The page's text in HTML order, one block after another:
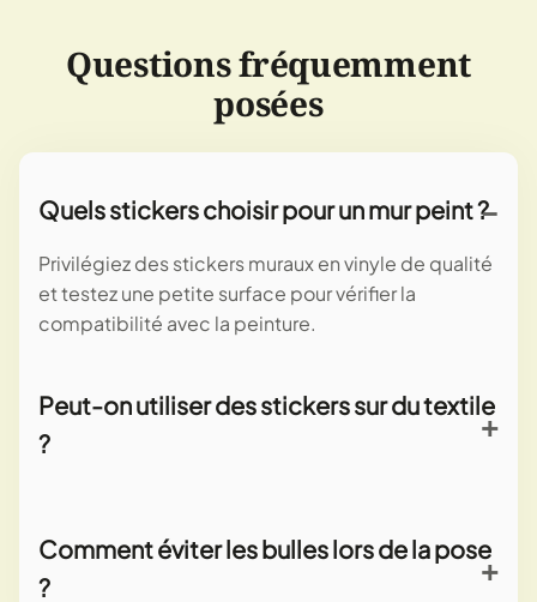
Questions fréquemment
posées
Quels stickers choisir pour un mur peint ?
Privilégiez des stickers muraux en vinyle de qualité
et testez une petite surface pour vérifier la
compatibilité avec la peinture.
Peut-on utiliser des stickers sur du textile
?
concernant le lavage et la température.
Comment éviter les bulles lors de la pose
?